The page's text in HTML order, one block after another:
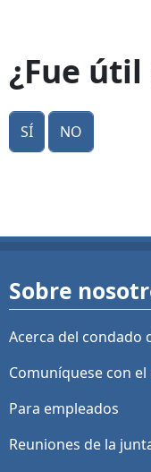
¿Fue
Sí No
Sobre
Acerca del condado
Comuníquese con
Para empleados
Reuniones de la